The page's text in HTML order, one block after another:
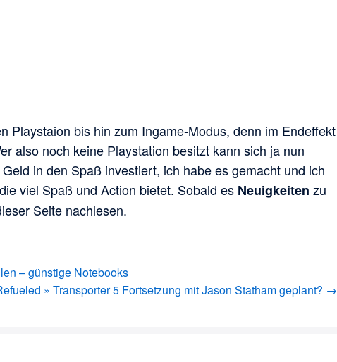
Playstaion bis hin zum Ingame-Modus, denn im Endeffekt
also noch keine Playstation besitzt kann sich ja nun
in den Spaß investiert, ich habe es gemacht und ich
viel Spaß und Action bietet. Sobald es Neuigkeiten zu
Seite nachlesen.
– günstige Notebooks
» Transporter 5 Fortsetzung mit Jason Statham geplant? →